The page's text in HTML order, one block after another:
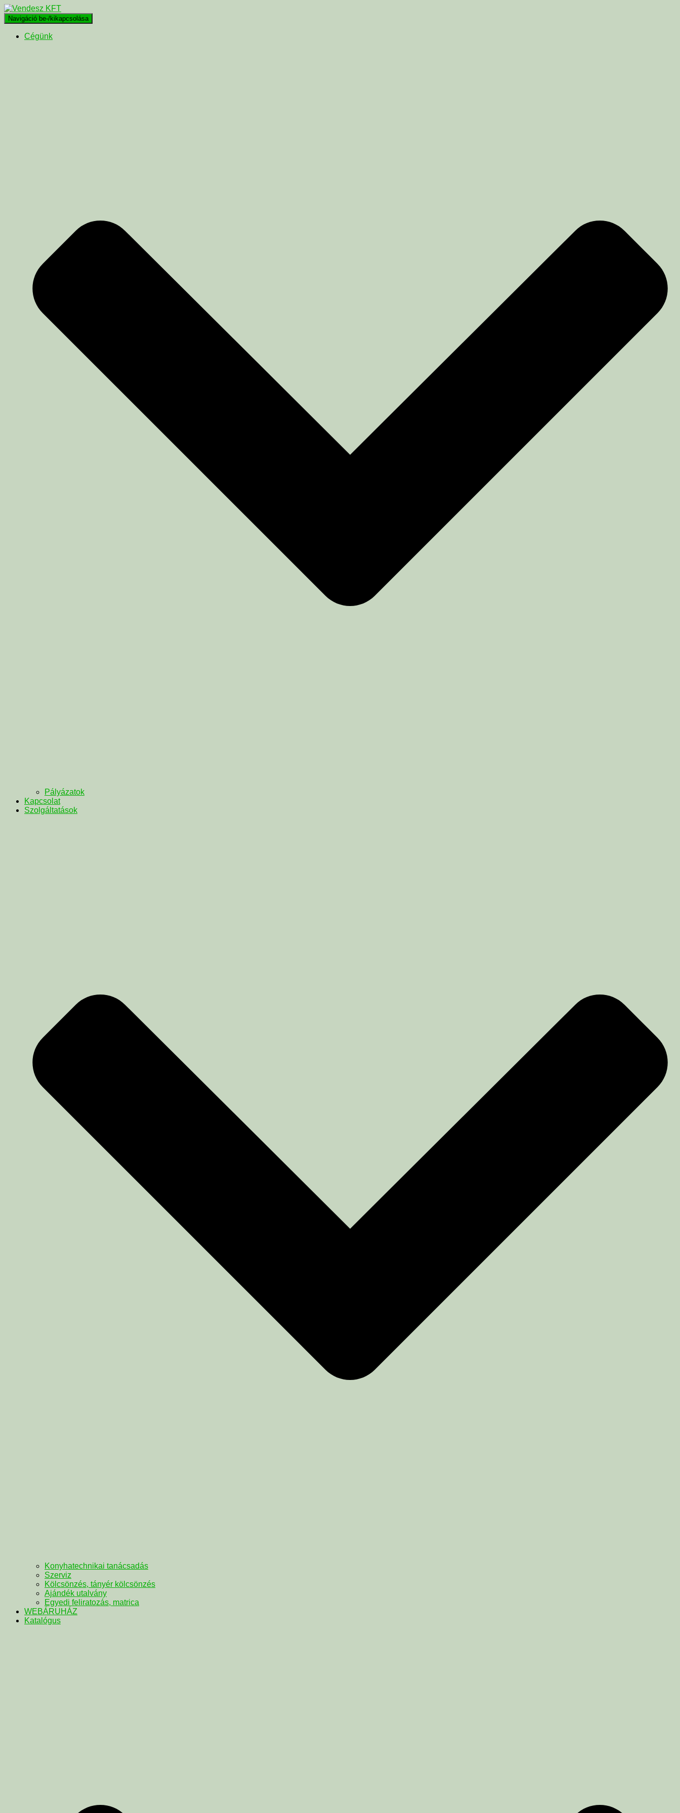
Navigáció be-/kikapcsolása
Cégünk
Pályázatok
Kapcsolat
Szolgáltatások
Konyhatechnikai tanácsadás
Szerviz
Kölcsönzés, tányér kölcsönzés
Ajándék utalvány
Egyedi feliratozás, matrica
WEBÁRUHÁZ
Katalógus